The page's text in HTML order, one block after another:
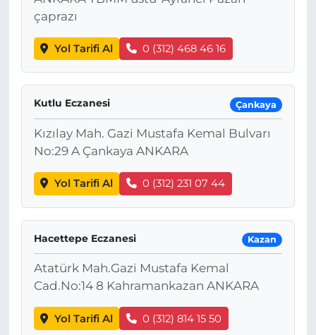
çaprazı
Yol Tarifi Al 0 (312) 468 46 16
Kutlu Eczanesi Çankaya
Kızılay Mah. Gazi Mustafa Kemal Bulvarı
No:29 A Çankaya ANKARA
Yol Tarifi Al 0 (312) 231 07 44
Hacettepe Eczanesi Kazan
Atatürk Mah.Gazi Mustafa Kemal
Cad.No:14 8 Kahramankazan ANKARA
Yol Tarifi Al 0 (312) 814 15 50